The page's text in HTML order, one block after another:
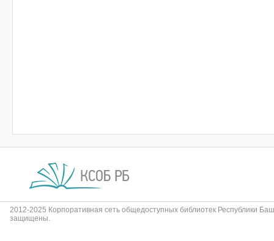
2012-2025 Корпоративная сеть общедоступных библиотек Республики
защищены.